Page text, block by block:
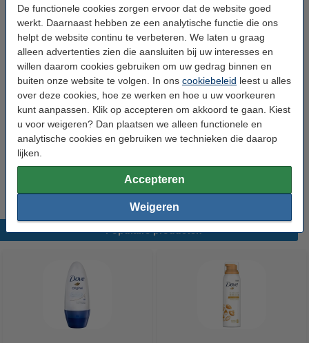
De functionele cookies zorgen ervoor dat de website goed
werkt. Daarnaast hebben ze een analytische functie die ons
helpt de website continu te verbeteren. We laten u graag
alleen advertenties zien die aansluiten bij uw interesses en
willen daarom cookies gebruiken om uw gedrag binnen en
buiten onze website te volgen. In ons cookiebeleid leest u alles
over deze cookies, hoe ze werken en hoe u uw voorkeuren
kunt aanpassen. Klik op accepteren om akkoord te gaan. Kiest
u voor weigeren? Dan plaatsen we alleen functionele en
analytische cookies en gebruiken we technieken die daarop
lijken.
Accepteren
Weigeren
Bestel mee:
Dove Powder Deo Roll-On (50 ml)
€ 1,99
Dove Deodorant Spray Original (150 ml)
€ 2,49
Populaire producten